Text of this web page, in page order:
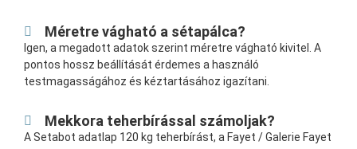
Méretre vágható a sétapálca?
Igen, a megadott adatok szerint méretre vágható kivitel. A
pontos hossz beállítását érdemes a használó
testmagasságához és kéztartásához igazítani.
Mekkora teherbírással számoljak?
A Setabot adatlap 120 kg teherbírást, a Fayet / Galerie Fayet